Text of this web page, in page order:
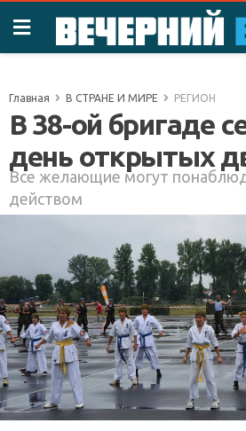
Главная В СТРАНЕ И МИРЕ РЕГИОН
В 38-ой бригаде
день открытых
Все желающие могут
действом